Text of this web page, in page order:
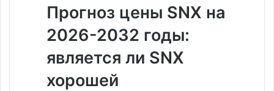
Прогноз цены SNX на
2026-2032 годы:
является ли SNX
хорошей